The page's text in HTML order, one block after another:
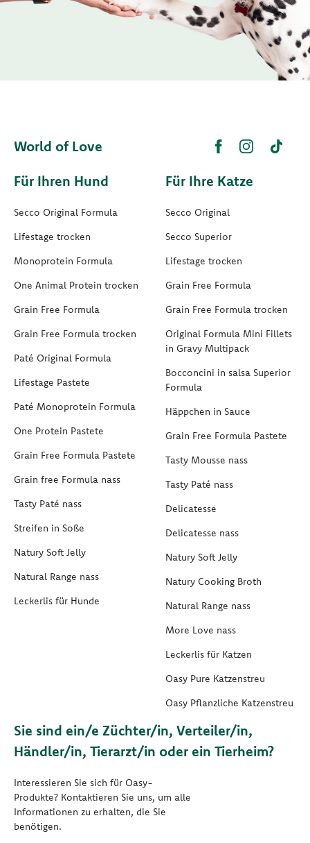
World of Love
Für Ihren Hund
Secco Original Formula
Lifestage trocken
Monoprotein Formula
One Animal Protein trocken
Grain Free Formula
Grain Free Formula trocken
Paté Original Formula
Lifestage Pastete
Paté Monoprotein Formula
One Protein Pastete
Grain Free Formula Pastete
Grain free Formula nass
Tasty Paté nass
Streifen in Soße
Natury Soft Jelly
Natural Range nass
Leckerlis für Hunde
Für Ihre Katze
Secco Original
Secco Superior
Lifestage trocken
Grain Free Formula
Grain Free Formula trocken
Original Formula Mini Fillets
in Gravy Multipack
Bocconcini in salsa Superior
Formula
Häppchen in Sauce
Grain Free Formula Pastete
Tasty Mousse nass
Tasty Paté nass
Delicatesse
Delicatesse nass
Natury Soft Jelly
Natury Cooking Broth
Natural Range nass
More Love nass
Leckerlis für Katzen
Oasy Pure Katzenstreu
Oasy Pflanzliche Katzenstreu
Sie sind ein/e Züchter/in, Verteiler/in,
Händler/in, Tierarzt/in oder ein Tierheim?
Interessieren Sie sich für Oasy-
Produkte? Kontaktieren Sie uns, um alle
Informationen zu erhalten, die Sie
benötigen.